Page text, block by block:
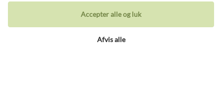
Unika Inspiration
Afvis alle
Accepter alle og luk